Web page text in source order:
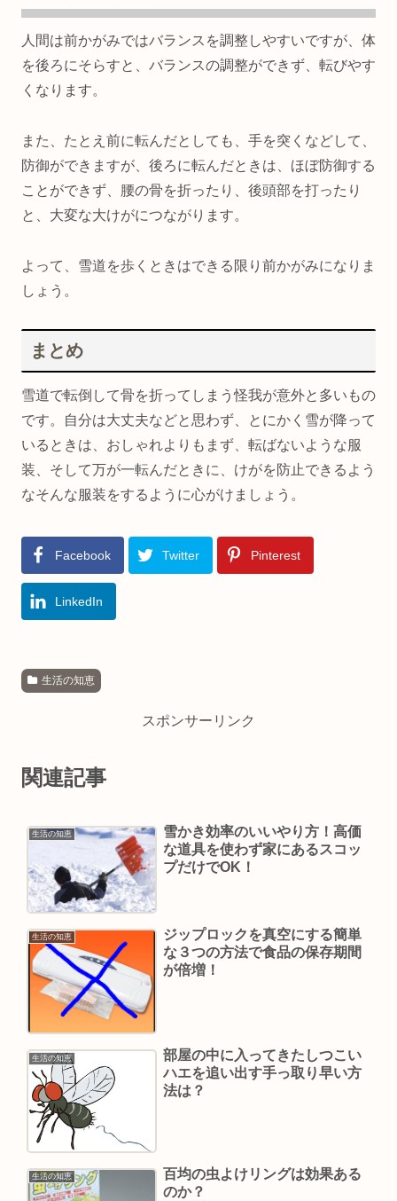
人間は前かがみではバランスを調整しやすいですが、体
を後ろにそらすと、バランスの調整ができず、転びやす
くなります。
また、たとえ前に転んだとしても、手を突くなどして、
防御ができますが、後ろに転んだときは、ほぼ防御する
ことができず、腰の骨を折ったり、後頭部を打ったり
と、大変な大けがにつながります。
よって、雪道を歩くときはできる限り前かがみになりま
しょう。
まとめ
雪道で転倒して骨を折ってしまう怪我が意外と多いもの
です。自分は大丈夫などと思わず、とにかく雪が降って
いるときは、おしゃれよりもまず、転ばないような服
装、そして万が一転んだときに、けがを防止できるよう
なそんな服装をするように心がけましょう。
Facebook Twitter Pinterest
LinkedIn
生活の知恵
スポンサーリンク
関連記事
生活の知恵
雪かき効率のいいやり方！高価
な道具を使わず家にあるスコッ
プだけでOK！
生活の知恵
ジップロックを真空にする簡単
な３つの方法で食品の保存期間
が倍増！
生活の知恵
部屋の中に入ってきたしつこい
ハエを追い出す手っ取り早い方
法は？
生活の知恵
百均の虫よけリングは効果ある
のか？